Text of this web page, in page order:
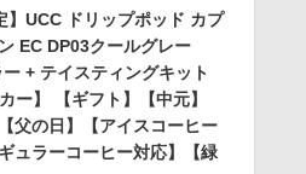
】UCC ドリップポッド カプ
EC DP03クールグレー
+ テイスティングキット
ー】 【ギフト】【中元】
父の日】【アイスコーヒー
ュラーコーヒー対応】【緑